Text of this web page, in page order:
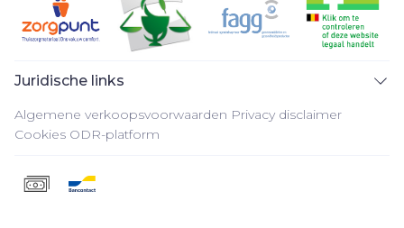
Juridische links
Algemene verkoopsvoorwaarden Privacy disclaimer
Cookies ODR-platform